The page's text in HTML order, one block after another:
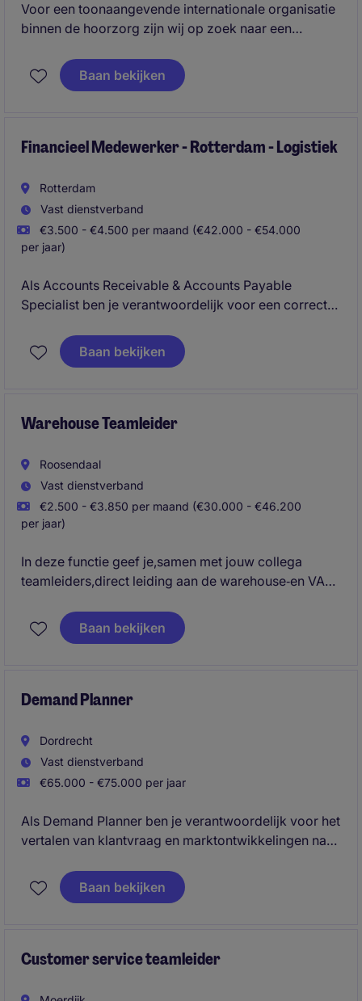
Voor een toonaangevende internationale organisatie
binnen de hoorzorg zijn wij op zoek naar een
Operations in Vianen. Samen met een team van 18
collega's zorg je ervoor dat klanten in de Benelux
hooroplossingen.
Baan bekijken
Financieel Medewerker - Rotterdam - Logistiek
Rotterdam
Vast dienstverband
€3.500 - €4.500 per maand (€42.000 - €54.000
per jaar)
Als Accounts Receivable & Accounts Payable
Specialist ben je verantwoordelijk voor een correcte
transacties. Je bewaakt betaalstromen, onderhoudt
contact met klanten en leveranciers en zorgt voor
Baan bekijken
Warehouse Teamleider
Roosendaal
Vast dienstverband
€2.500 - €3.850 per maand (€30.000 - €46.200
per jaar)
In deze functie geef je,samen met jouw collega
teamleiders,direct leiding aan de warehouse‐en VAL
de (logistieke en administratieve) processen goed
verlopen, dat de goederenstroom optimaal is, dat het
verantwoordelijk voor een veilige en overzichtelijke
Baan bekijken
Demand Planner
Dordrecht
Vast dienstverband
€65.000 - €75.000 per jaar
Als Demand Planner ben je verantwoordelijk voor het
vertalen van klantvraag en marktontwikkelingen naar
tussen Sales en Supply Chain en draagt bij aan een
optimale leverbetrouwbaarheid, efficiënte
Baan bekijken
Customer service teamleider